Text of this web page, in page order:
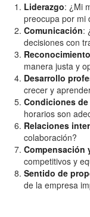
Liderazgo: ¿Mi
preocupa por mi
Comunicación:
decisiones con
Reconocimiento
manera justa y
Desarrollo
crecer y
Condiciones
horarios son
Relaciones
colaboración?
Compensación
competitivos y
Sentido de
de la empresa